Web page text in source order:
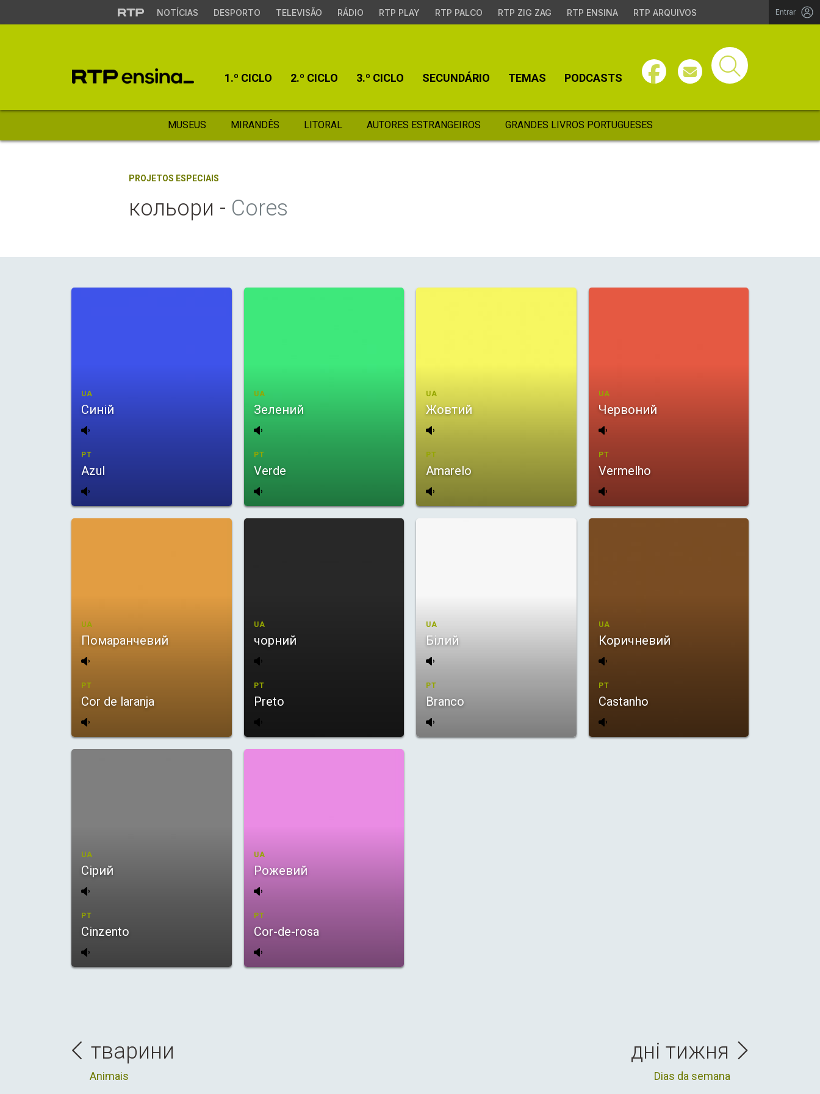
NOTÍCIAS DESPORTO TELEVISÃO RÁDIO RTP PLAY RTP PALCO RTP ZIG ZAG RTP ENSINA RTP ARQUIVOS Entrar
1.º CICLO 2.º CICLO 3.º CICLO SECUNDÁRIO TEMAS PODCASTS
MUSEUS MIRANDÊS LITORAL AUTORES ESTRANGEIROS GRANDES LIVROS PORTUGUESES
PROJETOS ESPECIAIS
кольори - Cores
UA
Синій
PT
Azul
UA
Зелений
PT
Verde
UA
Жовтий
PT
Amarelo
UA
Червоний
PT
Vermelho
UA
Помаранчевий
PT
Cor de laranja
UA
чорний
PT
Preto
UA
Білий
PT
Branco
UA
Коричневий
PT
Castanho
UA
Сірий
PT
Cinzento
UA
Pожевий
PT
Cor-de-rosa
тварини
Animais
дні тижня
Dias da semana